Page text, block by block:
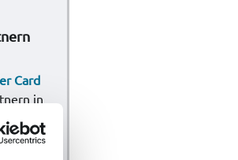
Card
in